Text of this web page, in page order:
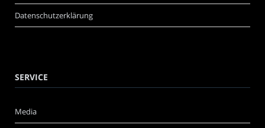
Datenschutzerklärung
SERVICE
Media